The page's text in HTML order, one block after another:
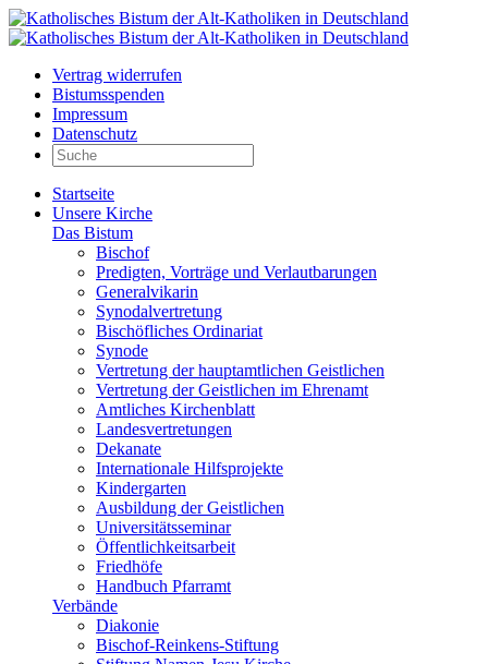
Vertrag widerrufen
Bistumsspenden
Impressum
Datenschutz
Startseite
Unsere Kirche
Das Bistum
Bischof
Predigten, Vorträge und Verlautbarungen
Generalvikarin
Synodalvertretung
Bischöfliches Ordinariat
Synode
Vertretung der hauptamtlichen Geistlichen
Vertretung der Geistlichen im Ehrenamt
Amtliches Kirchenblatt
Landesvertretungen
Dekanate
Internationale Hilfsprojekte
Kindergarten
Ausbildung der Geistlichen
Universitätsseminar
Öffentlichkeitsarbeit
Friedhöfe
Handbuch Pfarramt
Verbände
Diakonie
Bischof-Reinkens-Stiftung